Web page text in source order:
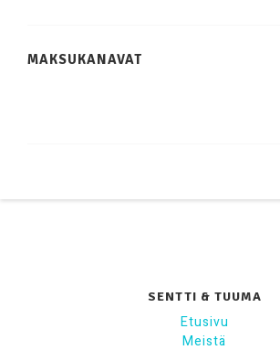
MAKSUKANAVAT
SENTTI & TUUMA
Etusivu
Meistä